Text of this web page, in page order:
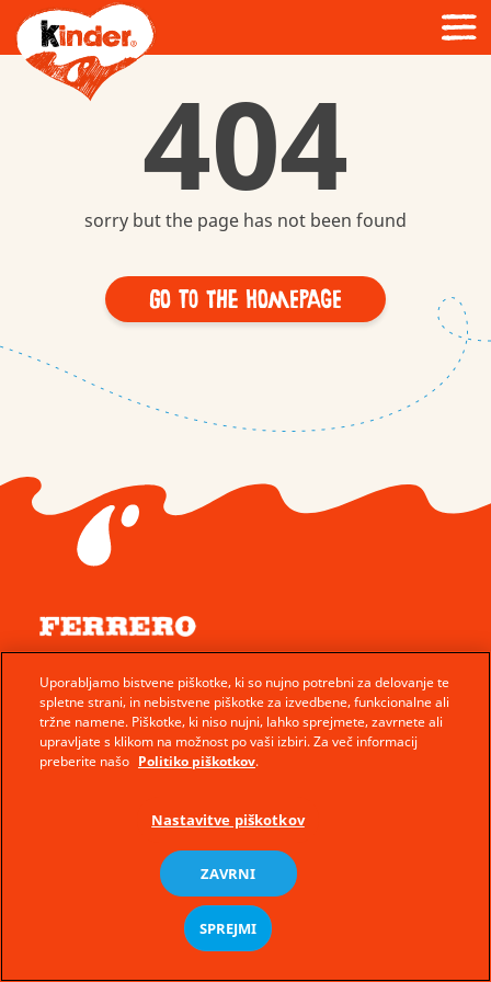
404
sorry but the page has not been found
Go to the homepage
© Ferrero 2026 − All rights reserved
Kontakt
Pravila o rabi piškotkov
Tehnične zahteve
Uporabljamo bistvene piškotke, ki so nujno potrebni za delovanje te
spletne strani, in nebistvene piškotke za izvedbene, funkcionalne ali
tržne namene. Piškotke, ki niso nujni, lahko sprejmete, zavrnete ali
upravljate s klikom na možnost po vaši izbiri. Za več informacij
preberite našo Politiko piškotkov.
Nastavitve piškotkov
ZAVRNI
SPREJMI